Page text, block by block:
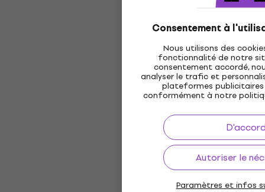
Consentement à
Nous utilisons des
fonctionnalité de notre
consentement accordé,
analyser le trafic et
plateformes
conformément à notre
Autoriser le
Paramètres et infos